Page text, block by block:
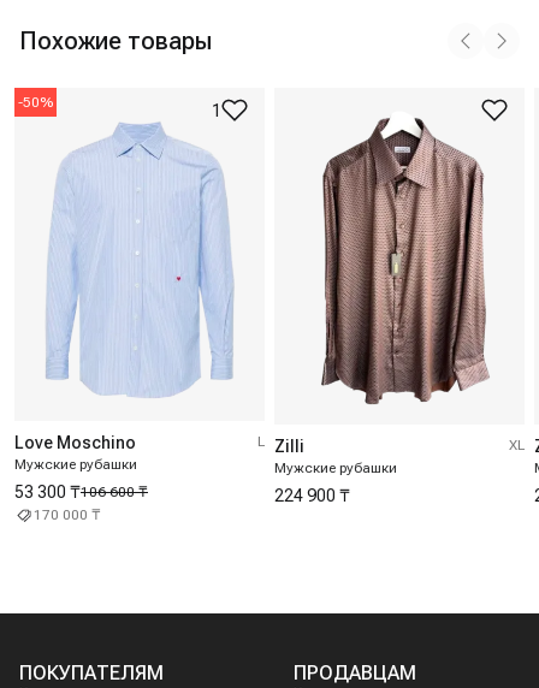
Похожие товары
-50% 1
Love Moschino
Мужские рубашки
L
106 600 ₸
53 300 ₸
170 000 ₸
Zilli
Мужские рубашки
XL
224 900 ₸
ПОКУПАТЕЛЯМ ПРОДАВЦАМ